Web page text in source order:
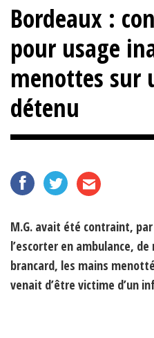
Bordeaux :
pour usage
menottes sur
détenu
M.G. avait été contraint,
l’escorter en ambulance,
brancard, les mains
venait d’être victime d’un